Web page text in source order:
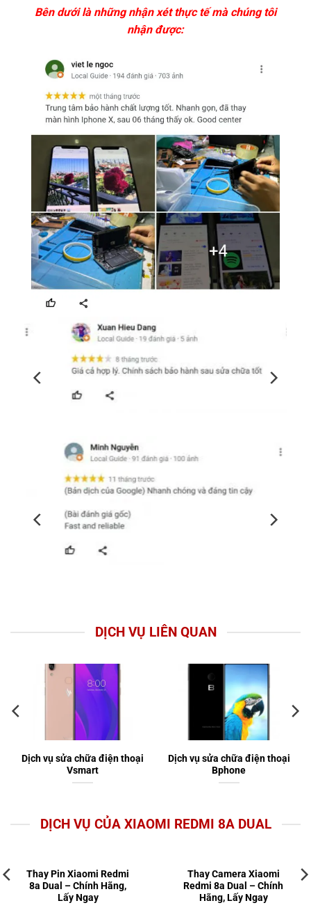
Bên dưới là những nhận xét thực tế mà chúng tôi
nhận được:
DỊCH VỤ LIÊN QUAN
Dịch vụ sửa chữa điện thoại
Vsmart
Dịch vụ sửa chữa điện thoại
Bphone
DỊCH VỤ CỦA XIAOMI REDMI 8A DUAL
Thay Pin Xiaomi Redmi
8a Dual – Chính Hãng,
Lấy Ngay
Thay Camera Xiaomi
Redmi 8a Dual – Chính
Hãng, Lấy Ngay